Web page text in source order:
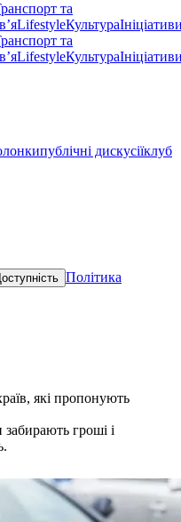
та
LifestyleКультура
та
LifestyleКультура
публічні дискусіїклуб
Політика
які пропонують
забирають гроші і